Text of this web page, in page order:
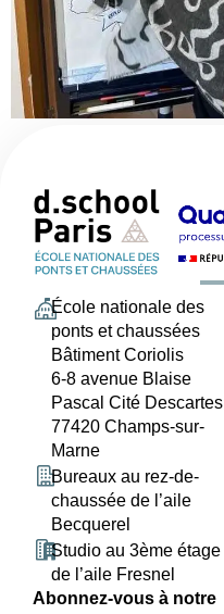
École nationale des
ponts et chaussées
Bâtiment Coriolis
6-8 avenue Blaise
Pascal Cité Descartes
77420 Champs-sur-
Marne
Bureaux au rez-de-
chaussée de l’aile
Becquerel
Studio au 3ème étage
de l’aile Fresnel
Abonnez-vous à notre